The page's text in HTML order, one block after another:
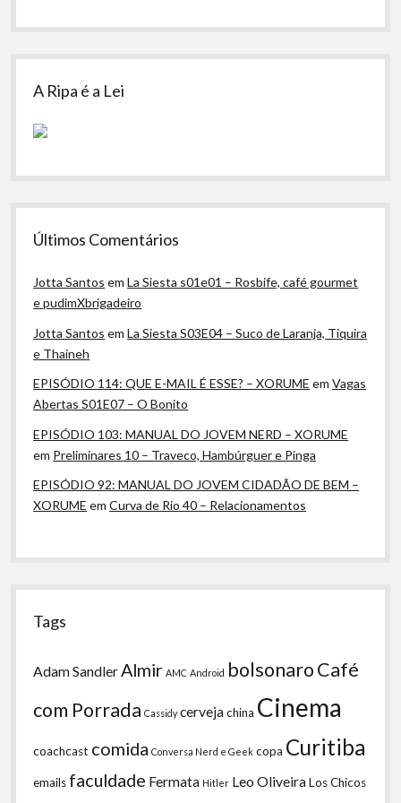
A Ripa é a Lei
Últimos Comentários
Jotta Santos emLa Siesta s01e01 – Rosbife, café gourmet
e pudimXbrigadeiro
Jotta Santos emLa Siesta S03E04 – Suco de Laranja, Tiquira
e Thaineh
EPISÓDIO 114: QUE E-MAIL É ESSE? – XORUME emVagas
Abertas S01E07 – O Bonito
EPISÓDIO 103: MANUAL DO JOVEM NERD – XORUME
em Preliminares 10 – Traveco, Hambúrguer e Pinga
EPISÓDIO 92: MANUAL DO JOVEM CIDADÃO DE BEM –
XORUME emCurva de Rio 40 – Relacionamentos
Tags
Adam Sandler Almir AMC Android bolsonaroCafé
com Porrada Cassidy cervejachina Cinema
coachcast comida Conversa Nerd e Geek copa Curitiba
emails faculdade Fermata Hitler Leo OliveiraLos Chicos